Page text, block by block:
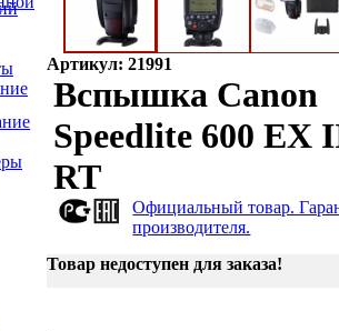
Артикул: 21991
Вспышка Canon
Speedlite 600 EX
RT
Официальный товар.
производителя.
Товар недоступен для заказа!